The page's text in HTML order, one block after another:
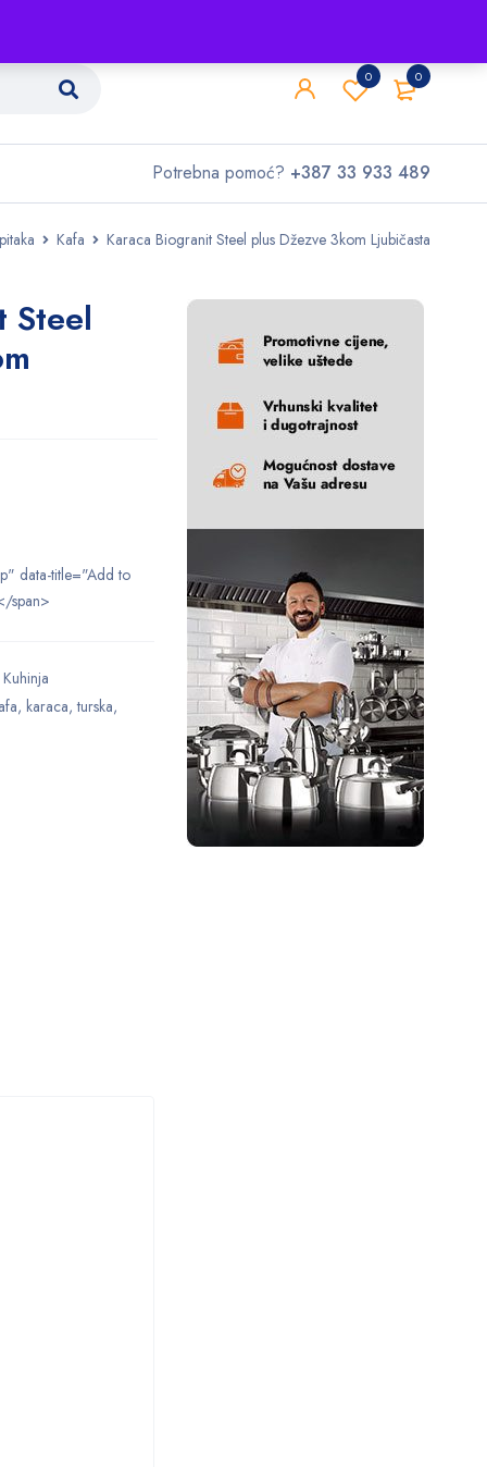
0
0
Potrebna pomoć? +387 33 933 489
Kafa Karaca Biogranit Steel plus Džezve 3kom Ljubičasta
Steel
data-title="Add to
span>
Kuhinja
, karaca,turska,